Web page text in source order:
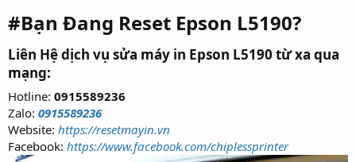
#Bạn Đang Reset Epson L5190?
Liên Hệ dịch vụ sửa máy in Epson L5190 từ xa qua
mạng:
Hotline: 0915589236
Zalo: 0915589236
Website: https://resetmayin.vn
Facebook: https://www.facebook.com/chiplessprinter